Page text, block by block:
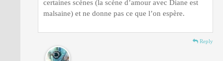
certaines scènes (la scène d’amour avec Diane est
malsaine) et ne donne pas ce que l’on espère.
Reply